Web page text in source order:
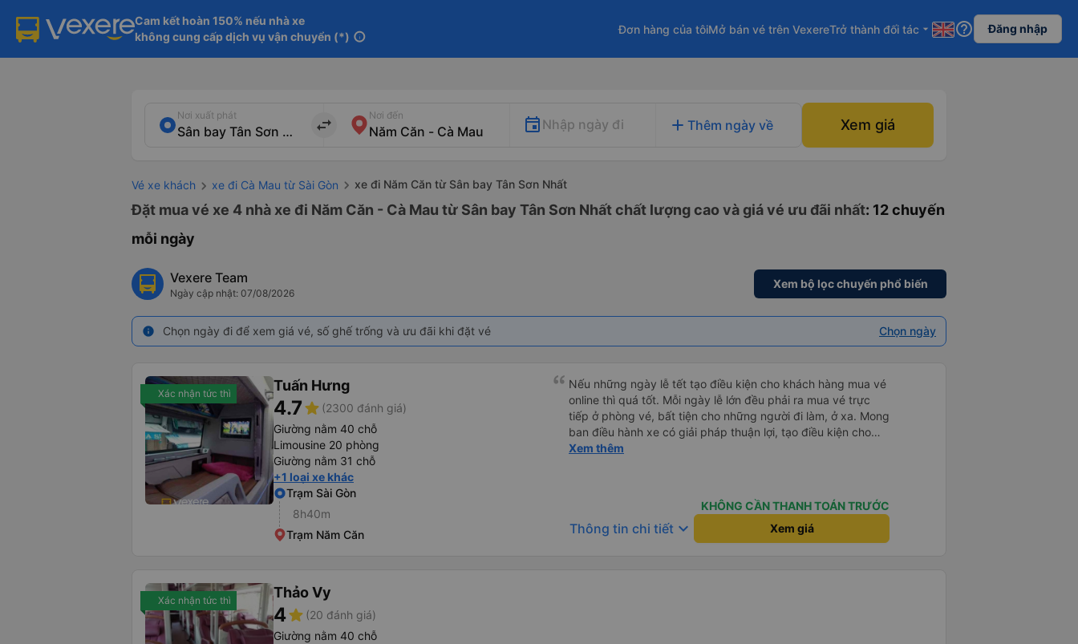
Cam kết hoàn 150% nếu nhà xe
không cung cấp dịch vụ vận chuyển (*) info
Đơn hàng của tôiMở bán vé trên VexereTrở thành đối tác arrow_drop_down help_outline Đăng nhập
Nơi xuất phát
import_export
Nơi đến
Nhập ngày đi add Thêm ngày về Xem giá
Vé xe khách xe đi Cà Mau từ Sài Gòn xe đi Năm Căn từ Sân bay Tân Sơn Nhất
Đặt mua vé xe 4 nhà xe đi Năm Căn - Cà Mau từ Sân bay Tân Sơn Nhất chất lượng cao và giá vé ưu đãi nhất: 12 chuyến
mỗi ngày
Vexere Team
Ngày cập nhật: 07/08/2026
Xem bộ lọc chuyến phổ biến
info Chọn ngày đi để xem giá vé, số ghế trống và ưu đãi khi đặt vé Chọn ngày
Xác nhận tức thì Tuấn Hưng
4.7star (2300 đánh giá)
Giường nằm 40 chỗ
Limousine 20 phòng
Giường nằm 31 chỗ
+1 loại xe khác
Trạm Sài Gòn
8h40m
Trạm Năm Căn
Nếu những ngày lễ tết tạo điều kiện cho khách hàng mua vé
online thì quá tốt. Mỗi ngày lễ lớn đều phải ra mua vé trực
tiếp ở phòng vé, bất tiện cho những người đi làm, ở xa. Mong
ban điều hành xe có giải pháp thuận lợi, tạo điều kiện cho
khách hàng mua vé online (chuyển khoản khi mua vé). Kính
Xem thêm
KHÔNG CẦN THANH TOÁN TRƯỚC
Thông tin chi tiết keyboard_arrow_down Xem giá
Xác nhận tức thì Thảo Vy
4star (20 đánh giá)
Giường nằm 40 chỗ